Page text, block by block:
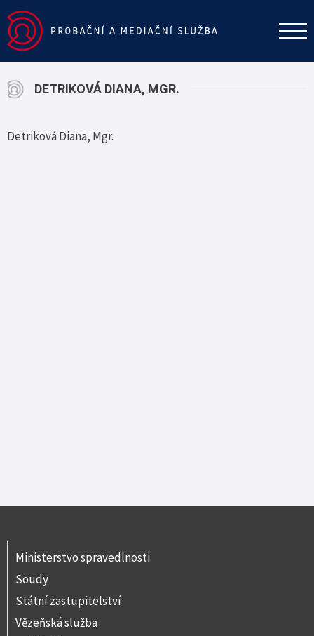
DETRIKOVÁ DIANA, MGR.
Detriková Diana, Mgr.
Ministerstvo spravedlnosti
Soudy
Státní zastupitelství
Vězeňská služba